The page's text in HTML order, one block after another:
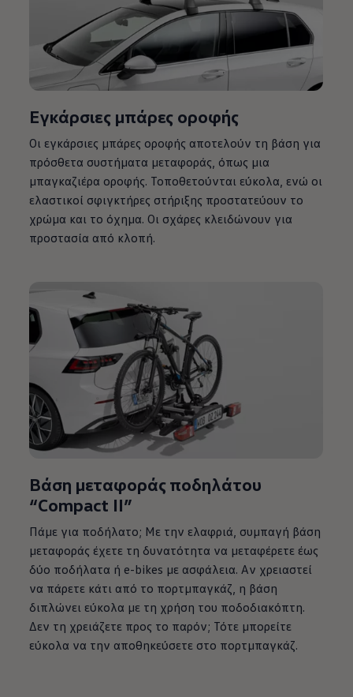
Εγκάρσιες μπάρες οροφής
Οι εγκάρσιες μπάρες οροφής αποτελούν τη βάση για
πρόσθετα συστήματα μεταφοράς, όπως μια
μπαγκαζιέρα οροφής. Τοποθετούνται εύκολα, ενώ οι
ελαστικοί σφιγκτήρες στήριξης προστατεύουν το
χρώμα και το όχημα. Οι σχάρες κλειδώνουν για
προστασία από κλοπή.
Βάση μεταφοράς ποδηλάτου
“Compact II”
Πάμε για ποδήλατο; Με την ελαφριά, συμπαγή βάση
μεταφοράς έχετε τη δυνατότητα να μεταφέρετε έως
δύο ποδήλατα ή e-bikes με ασφάλεια. Αν χρειαστεί
να πάρετε κάτι από το πορτμπαγκάζ, η βάση
διπλώνει εύκολα με τη χρήση του ποδοδιακόπτη.
Δεν τη χρειάζετε προς το παρόν; Τότε μπορείτε
εύκολα να την αποθηκεύσετε στο πορτμπαγκάζ.